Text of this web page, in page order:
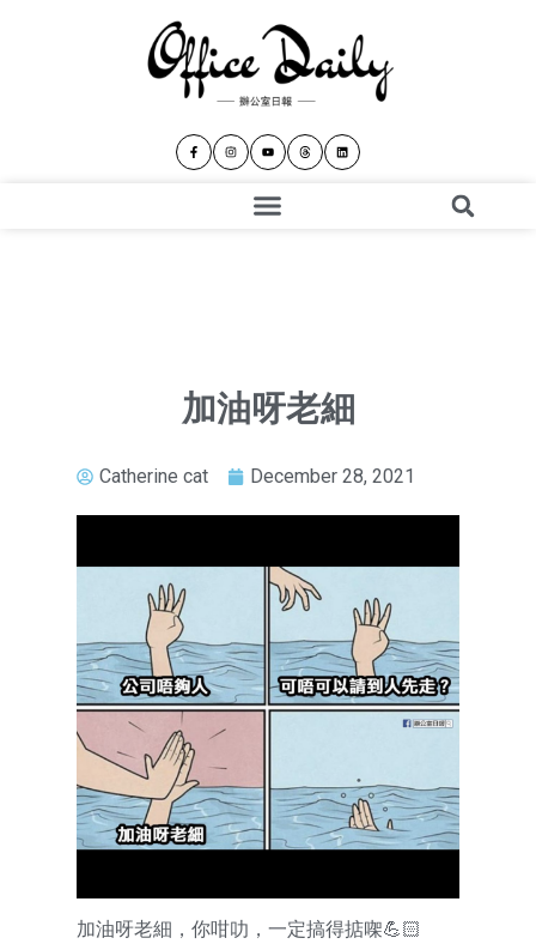
加油呀老細
Catherine cat December 28, 2021
加油呀老細，你咁叻，一定搞得掂㗎💪🏻